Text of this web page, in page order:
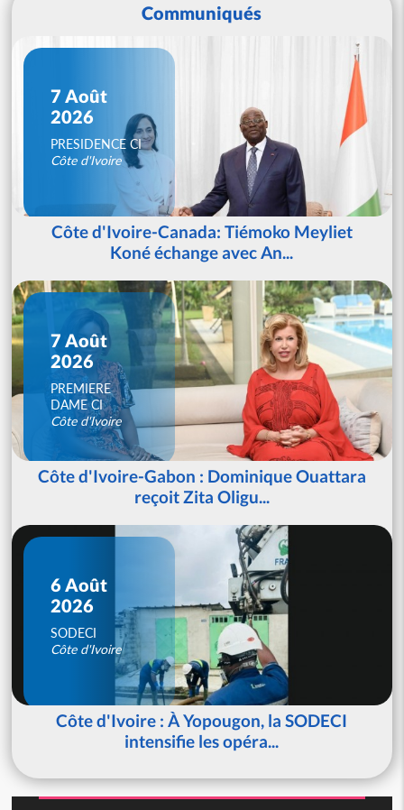
Communiqués
7 Août
2026
PRESIDENCE CI
Côte d'Ivoire
Côte d'Ivoire-Canada: Tiémoko Meyliet
Koné échange avec An...
7 Août
2026
PREMIERE
DAME CI
Côte d'Ivoire
Côte d'Ivoire-Gabon : Dominique Ouattara
reçoit Zita Oligu...
6 Août
2026
SODECI
Côte d'Ivoire
Côte d'Ivoire : À Yopougon, la SODECI
intensifie les opéra...